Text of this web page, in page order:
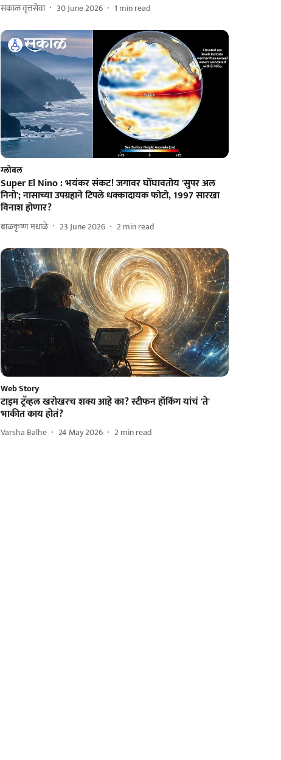
सकाळ वृत्तसेवा 30 June 2026 1 min read
ग्लोबल
Super El Nino : भयंकर संकट! जगावर घोंघावतोय 'सुपर अल
निनो'; नासाच्या उपग्रहाने टिपले धक्कादायक फोटो, 1997 सारखा
विनाश होणार?
बाळकृष्ण मधाळे 23 June 2026 2min read
Web Story
टाइम ट्रॅव्हल खरोखरच शक्य आहे का? स्टीफन हॉकिंग यांचं 'ते'
भाकीत काय होतं?
Varsha Balhe 24 May 2026 2min read